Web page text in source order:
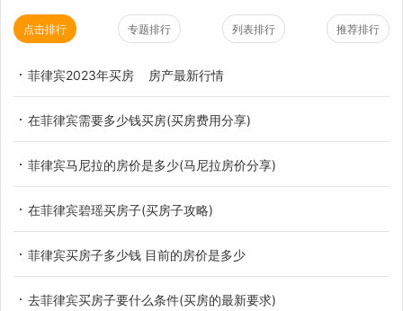
点击排行 专题排行 列表排行 推荐排行
菲律宾2023年买房 房产最新行情
在菲律宾需要多少钱买房(买房费用分享)
菲律宾马尼拉的房价是多少(马尼拉房价分享)
在菲律宾碧瑶买房子(买房子攻略)
菲律宾买房子多少钱 目前的房价是多少
去菲律宾买房子要什么条件(买房的最新要求)